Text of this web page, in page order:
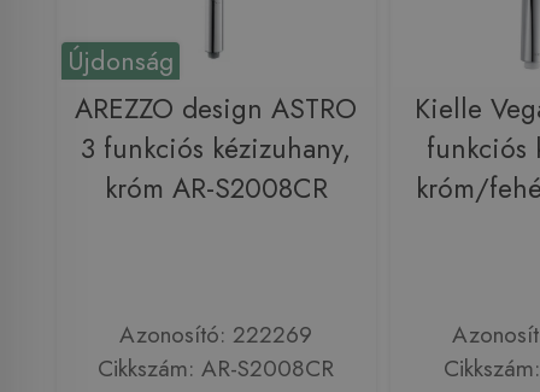
Újdonság
AREZZO design ASTRO
3 funkciós kézizuhany,
króm AR-S2008CR
Azonosító: 222269
Cikkszám: AR-S2008CR
Kielle
funkciós
króm/